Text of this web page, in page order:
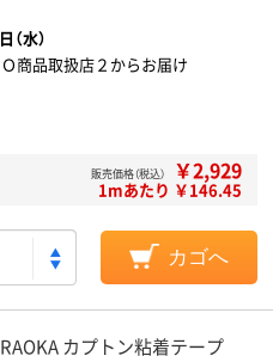
水）
商品取扱店２からお届け
販売価格（税込） ￥2,929
1mあたり ￥146.45
カゴへ
カプトン粘着テープ